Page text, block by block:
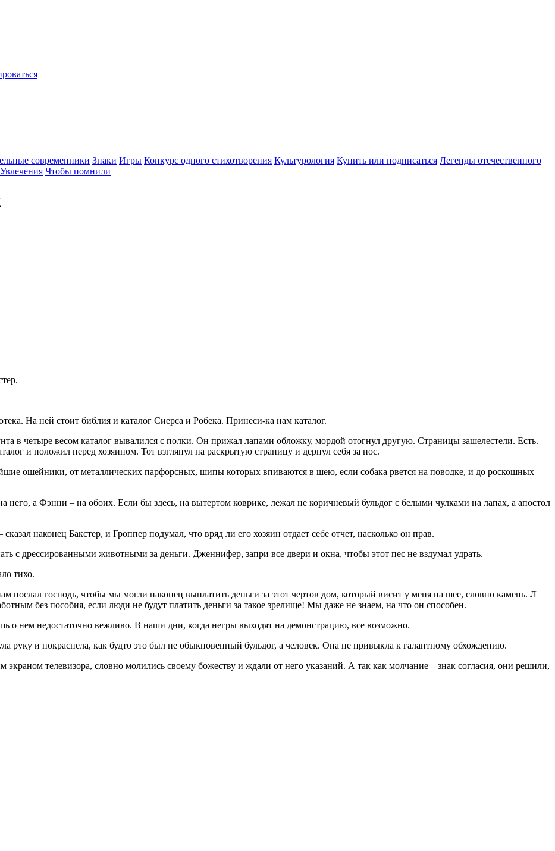
современники Знаки Игры Конкурс одного стихотворения Культурология Купить или подписаться Легенды отечественного
Увлечения Чтобы помнили
На ней стоит библия и каталог Сиерса и Робека. Принеси-ка нам каталог.
в четыре весом каталог вывалился с полки. Он прижал лапами обложку, мордой отогнул другую. Страницы зашелестели. Есть.
и положил перед хозяином. Тот взглянул на раскрытую страницу и дернул себя за нос.
ошейники, от металлических парфорсных, шипы которых впиваются в шею, если собака рвется на поводке, и до роскошных
него, а Фэнни – на обоих. Если бы здесь, на вытертом коврике, лежал не коричневый бульдог с белыми чулками на лапах, а апостол
наконец Бакстер, и Гроппер подумал, что вряд ли его хозяин отдает себе отчет, насколько он прав.
с дрессированными животными за деньги. Дженнифер, запри все двери и окна, чтобы этот пес не вздумал удрать.
тихо.
послал господь, чтобы мы могли наконец выплатить деньги за этот чертов дом, который висит у меня на шее, словно камень. Л
без пособия, если люди не будут платить деньги за такое зрелище! Мы даже не знаем, на что он способен.
о нем недостаточно вежливо. В наши дни, когда негры выходят на демонстрацию, все возможно.
руку и покраснела, как будто это был не обыкновенный бульдог, а человек. Она не привыкла к галантному обхождению.
экраном телевизора, словно молились своему божеству и ждали от него указаний. А так как молчание – знак согласия, они решили,